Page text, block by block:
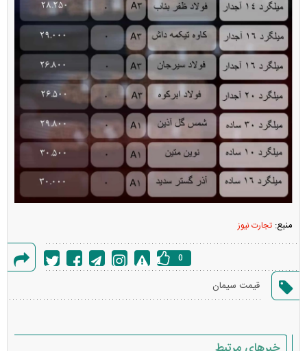
منبع: تجارت نیوز
خطا
0
قیمت سیمان